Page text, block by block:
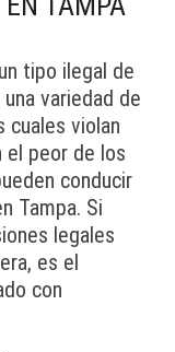
tipo ilegal de
variedad de
cuales violan
el peor de los
conducir
Tampa. Si
legales
es el
con